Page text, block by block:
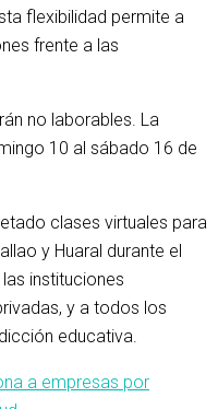
flexibilidad permite a
frente a las
no laborables. La
10 al sábado 16 de
clases virtuales para
y Huaral durante el
instituciones
y a todos los
educativa.
a empresas por